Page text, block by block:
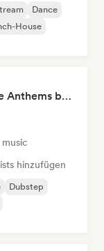
Dance
House
Techno Underground Rave Anthems by Orphium
music
hinzufügen
Dubstep